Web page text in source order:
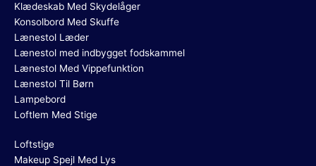
Klædeskab Med Skydelåger
Konsolbord Med Skuffe
Lænestol Læder
Lænestol med indbygget fodskammel
Lænestol Med Vippefunktion
Lænestol Til Børn
Lampebord
Loftlem Med Stige
Loftstige
Makeup Spejl Med Lys